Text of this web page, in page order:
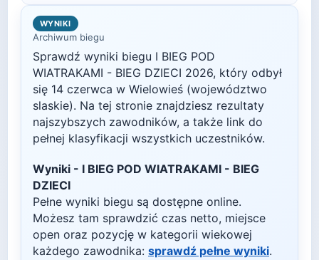
WYNIKI
Archiwum biegu
Sprawdź wyniki biegu I BIEG POD
WIATRAKAMI - BIEG DZIECI 2026, który odbył
się 14 czerwca w Wielowieś (województwo
slaskie). Na tej stronie znajdziesz rezultaty
najszybszych zawodników, a także link do
pełnej klasyfikacji wszystkich uczestników.
Wyniki - I BIEG POD WIATRAKAMI - BIEG
DZIECI
Pełne wyniki biegu są dostępne online.
Możesz tam sprawdzić czas netto, miejsce
open oraz pozycję w kategorii wiekowej
każdego zawodnika: sprawdź pełne wyniki.